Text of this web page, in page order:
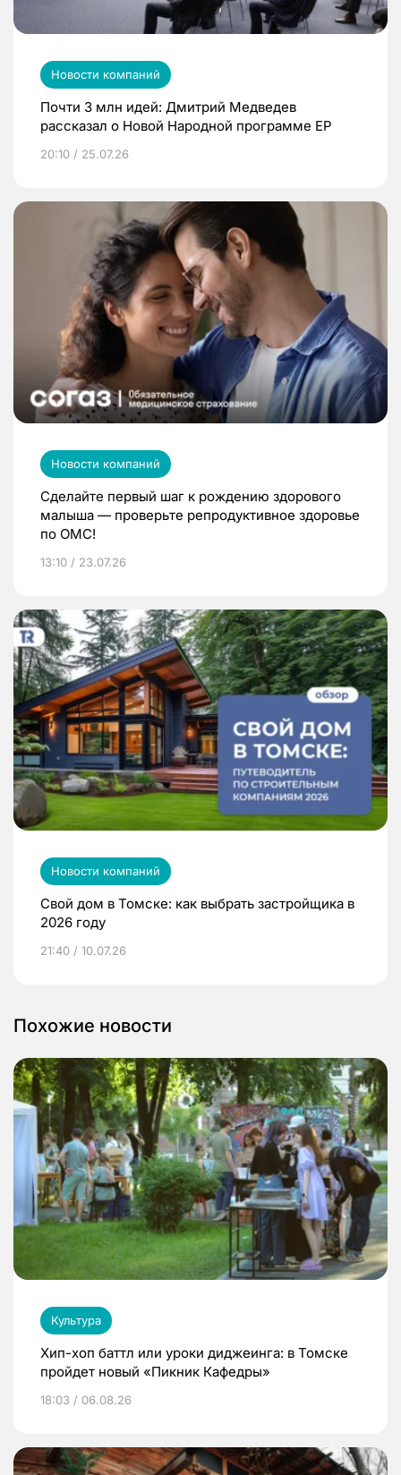
Новости компаний
Почти 3 млн идей: Дмитрий Медведев
рассказал о Новой Народной программе ЕР
20:10 / 25.07.26
Новости компаний
Сделайте первый шаг к рождению здорового
малыша — проверьте репродуктивное здоровье
по ОМС!
13:10 / 23.07.26
Новости компаний
Свой дом в Томске: как выбрать застройщика в
2026 году
21:40 / 10.07.26
Похожие новости
Культура
Хип-хоп баттл или уроки диджеинга: в Томске
пройдет новый «Пикник Кафедры»
18:03 / 06.08.26